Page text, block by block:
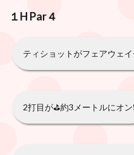
１H Par４
ティショットがフェアウェ
2打目が⛳️約3メートルにオン